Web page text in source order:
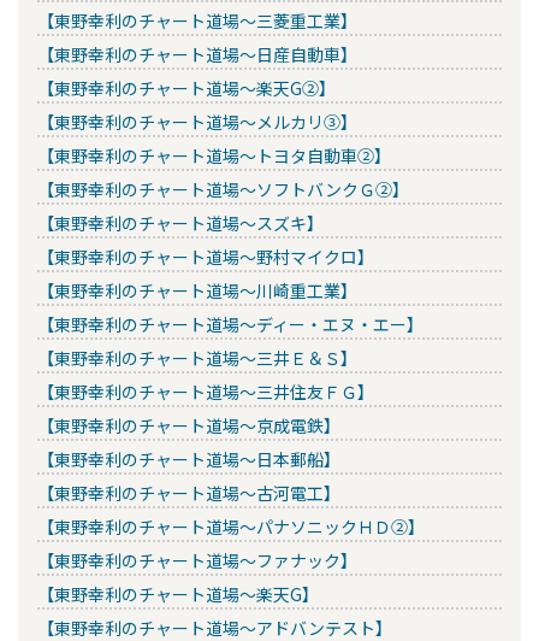
【東野幸利のチャート道場～三菱重工業】
【東野幸利のチャート道場～日産自動車】
【東野幸利のチャート道場～楽天G②】
【東野幸利のチャート道場～メルカリ③】
【東野幸利のチャート道場～トヨタ自動車②】
【東野幸利のチャート道場～ソフトバンクＧ②】
【東野幸利のチャート道場～スズキ】
【東野幸利のチャート道場～野村マイクロ】
【東野幸利のチャート道場～川崎重工業】
【東野幸利のチャート道場～ディー・エヌ・エー】
【東野幸利のチャート道場～三井Ｅ＆Ｓ】
【東野幸利のチャート道場～三井住友ＦＧ】
【東野幸利のチャート道場～京成電鉄】
【東野幸利のチャート道場～日本郵船】
【東野幸利のチャート道場～古河電工】
【東野幸利のチャート道場～パナソニックＨＤ②】
【東野幸利のチャート道場～ファナック】
【東野幸利のチャート道場～楽天G】
【東野幸利のチャート道場～アドバンテスト】